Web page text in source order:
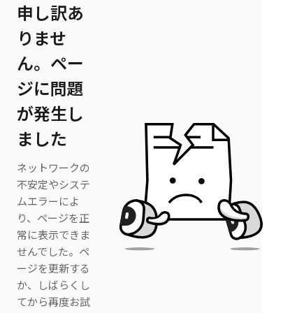
申し訳あ
りませ
ん。ペー
ジに問題
が発生し
ました
ネットワークの
不安定やシステ
ムエラーによ
り、ページを正
常に表示できま
せんでした。ペ
ージを更新する
か、しばらくし
てから再度お試